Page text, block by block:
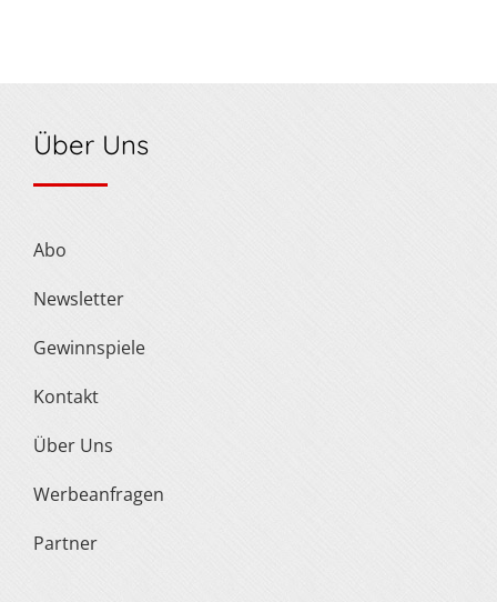
Über Uns
Abo
Newsletter
Gewinnspiele
Kontakt
Über Uns
Werbeanfragen
Partner